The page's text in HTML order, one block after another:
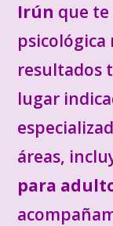
Irún que te
psicológica
resultados
lugar
áreas,
para